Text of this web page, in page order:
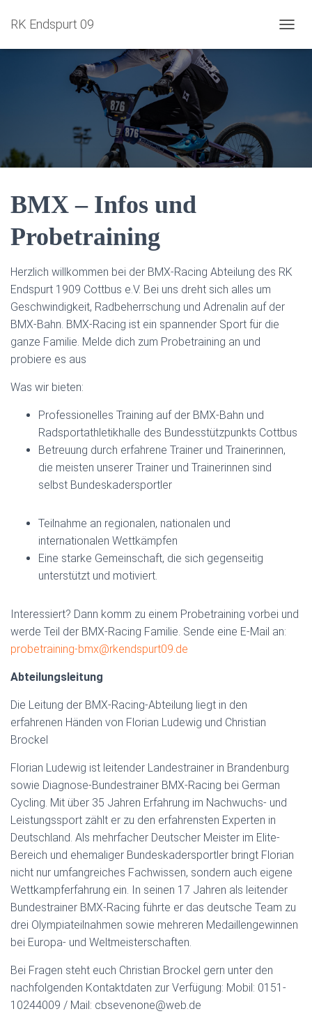
RK Endspurt 09
BMX – Infos und
Probetraining
Herzlich willkommen bei der BMX-Racing Abteilung des RK
Endspurt 1909 Cottbus e.V. Bei uns dreht sich alles um
Geschwindigkeit, Radbeherrschung und Adrenalin auf der
BMX-Bahn. BMX-Racing ist ein spannender Sport für die
ganze Familie. Melde dich zum Probetraining an und
probiere es aus
Was wir bieten:
Professionelles Training auf der BMX-Bahn und
Radsportathletikhalle des Bundesstützpunkts Cottbus
Betreuung durch erfahrene Trainer und Trainerinnen,
die meisten unserer Trainer und Trainerinnen sind
selbst Bundeskadersportler
Teilnahme an regionalen, nationalen und
internationalen Wettkämpfen
Eine starke Gemeinschaft, die sich gegenseitig
unterstützt und motiviert.
Interessiert? Dann komm zu einem Probetraining vorbei und
werde Teil der BMX-Racing Familie. Sende eine E-Mail an:
probetraining-bmx@rkendspurt09.de
Abteilungsleitung
Die Leitung der BMX-Racing-Abteilung liegt in den
erfahrenen Händen von Florian Ludewig und Christian
Brockel
Florian Ludewig ist leitender Landestrainer in Brandenburg
sowie Diagnose-Bundestrainer BMX-Racing bei German
Cycling. Mit über 35 Jahren Erfahrung im Nachwuchs- und
Leistungssport zählt er zu den erfahrensten Experten in
Deutschland. Als mehrfacher Deutscher Meister im Elite-
Bereich und ehemaliger Bundeskadersportler bringt Florian
nicht nur umfangreiches Fachwissen, sondern auch eigene
Wettkampferfahrung ein. In seinen 17 Jahren als leitender
Bundestrainer BMX-Racing führte er das deutsche Team zu
drei Olympiateilnahmen sowie mehreren Medaillengewinnen
bei Europa- und Weltmeisterschaften.
Bei Fragen steht euch Christian Brockel gern unter den
nachfolgenden Kontaktdaten zur Verfügung: Mobil: 0151-
10244009 / Mail: cbsevenone@web.de